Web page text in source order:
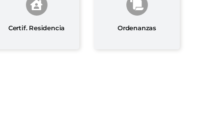
Certif. Residencia Ordenanzas